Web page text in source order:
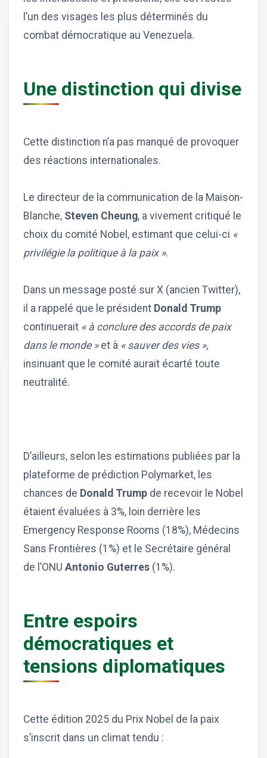
l’un des visages les plus déterminés du
combat démocratique au Venezuela.
Une distinction qui divise
Cette distinction n’a pas manqué de provoquer
des réactions internationales.
Le directeur de la communication de la Maison-
Blanche, Steven Cheung, a vivement critiqué le
choix du comité Nobel, estimant que celui-ci «
privilégie la politique à la paix ».
Dans un message posté sur X (ancien Twitter),
il a rappelé que le président Donald Trump
continuerait « à conclure des accords de paix
dans le monde »et à « sauver des vies »,
insinuant que le comité aurait écarté toute
neutralité.
D’ailleurs, selon les estimations publiées par la
plateforme de prédiction Polymarket, les
chances de Donald Trump de recevoir le Nobel
étaient évaluées à 3%, loin derrière les
Emergency Response Rooms (18%), Médecins
Sans Frontières (1%) et le Secrétaire général
de l’ONU Antonio Guterres (1%).
Entre espoirs
démocratiques et
tensions diplomatiques
Cette édition 2025 du Prix Nobel de la paix
s’inscrit dans un climat tendu :